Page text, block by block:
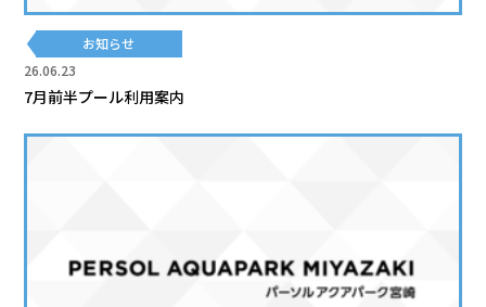
26.06.23
お知らせ
7月前半プール利用案内